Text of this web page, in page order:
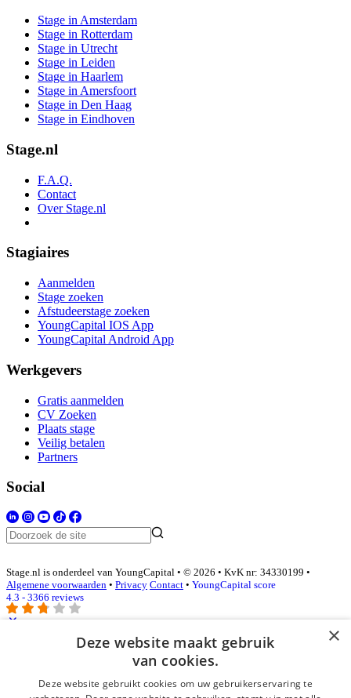
Stage in Amsterdam
Stage in Rotterdam
Stage in Utrecht
Stage in Leiden
Stage in Haarlem
Stage in Amersfoort
Stage in Den Haag
Stage in Eindhoven
Stage.nl
F.A.Q.
Contact
Over Stage.nl
Stagiaires
Aanmelden
Stage zoeken
Afstudeerstage zoeken
YoungCapital IOS App
YoungCapital Android App
Werkgevers
Gratis aanmelden
CV Zoeken
Plaats stage
Veilig betalen
Partners
Social
Stage.nl is onderdeel van YoungCapital • © 2026 • KvK nr: 34330199 •
Algemene voorwaarden • Privacy Contact • YoungCapital score
4.3 - 3366 reviews
Inloggen als bedrijf
E-mail*
×
Deze website maakt gebruik
van cookies.
Deze website gebruikt cookies om uw gebruikerservaring te